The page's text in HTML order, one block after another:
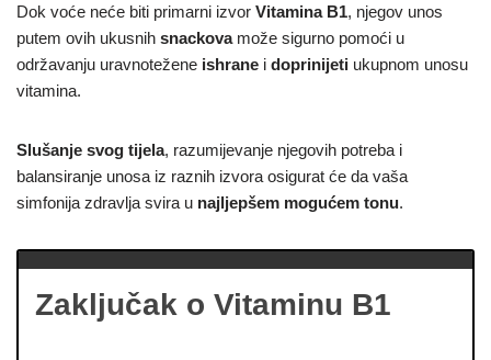
Dok voće neće biti primarni izvor Vitamina B1, njegov unos
putem ovih ukusnih snackovamože sigurno pomoći u
održavanju uravnotežene ishrane i doprinijeti ukupnom unosu
vitamina.
Slušanje svog tijela, razumijevanje njegovih potreba i
balansiranje unosa iz raznih izvora osigurat će da vaša
simfonija zdravlja svira u najljepšem mogućem tonu.
Zaključak o Vitaminu B1